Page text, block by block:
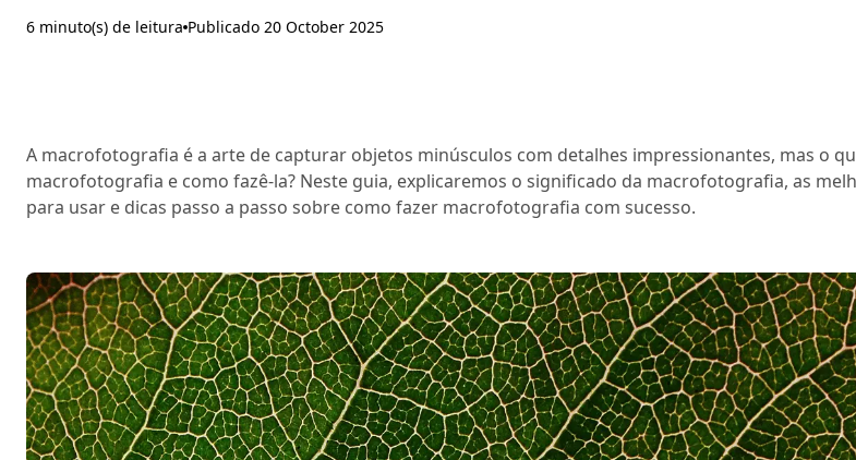
6 minuto(s) de leitura Publicado 20 October 2025
A macrofotografia é a arte de capturar objetos minúsculos com detalhes impressionantes, mas o
macrofotografia e como fazê-la? Neste guia, explicaremos o significado da macrofotografia, as
para usar e dicas passo a passo sobre como fazer macrofotografia com sucesso.